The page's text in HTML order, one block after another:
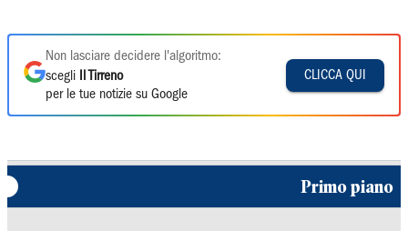
Non lasciare decidere l'algoritmo:
scegli
Il Tirreno
per le tue notizie su Google
CLICCA QUI
Primo piano